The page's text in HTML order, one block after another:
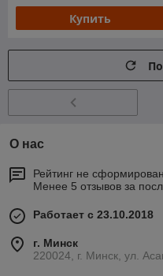
Купить
О нас
Рейтинг не сформирован
Менее 5 отзывов за
Работает с 23.10.2018
г. Минск
220024, г. Минск, ул.